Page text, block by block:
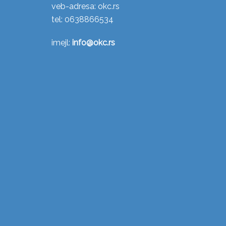
veb-adresa: okc.rs
tel: 0638866534
imejl: info@okc.rs